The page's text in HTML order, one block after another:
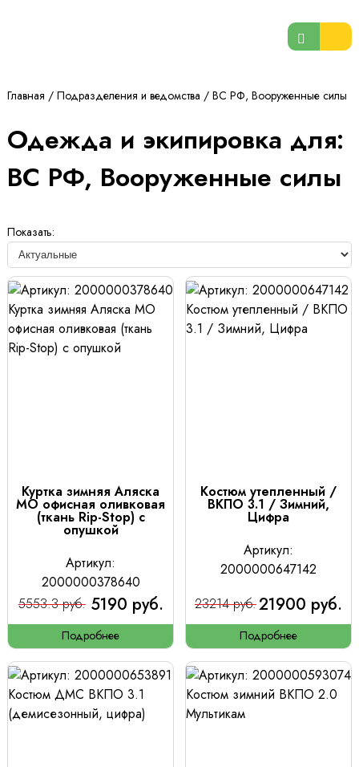
Главная / Подразделения и ведомства / ВС РФ, Вооруженные силы
Одежда и экипировка для:
ВС РФ, Вооруженные силы
Показать:
Куртка зимняя Аляска
МО офисная оливковая
(ткань Rip-Stop) с
опушкой
Артикул:
2000000378640
5553.3 руб. 5190 руб.
Подробнее
Костюм утепленный /
ВКПО 3.1 / Зимний,
Цифра
Артикул:
2000000647142
23214 руб.21900 руб.
Подробнее